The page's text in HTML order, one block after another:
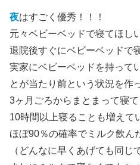
夜はすごく優秀！！！
元々ベビーベッドで寝てほし
退院後すぐにベビーベッドで
実家にベビーベッドを持って
とが当たり前という状況を作
3ヶ月ごろからまとまって寝
10時間以上寝ることも増えて
ほぼ90％の確率でミルク飲ん
（どんなに早くあげても同じ